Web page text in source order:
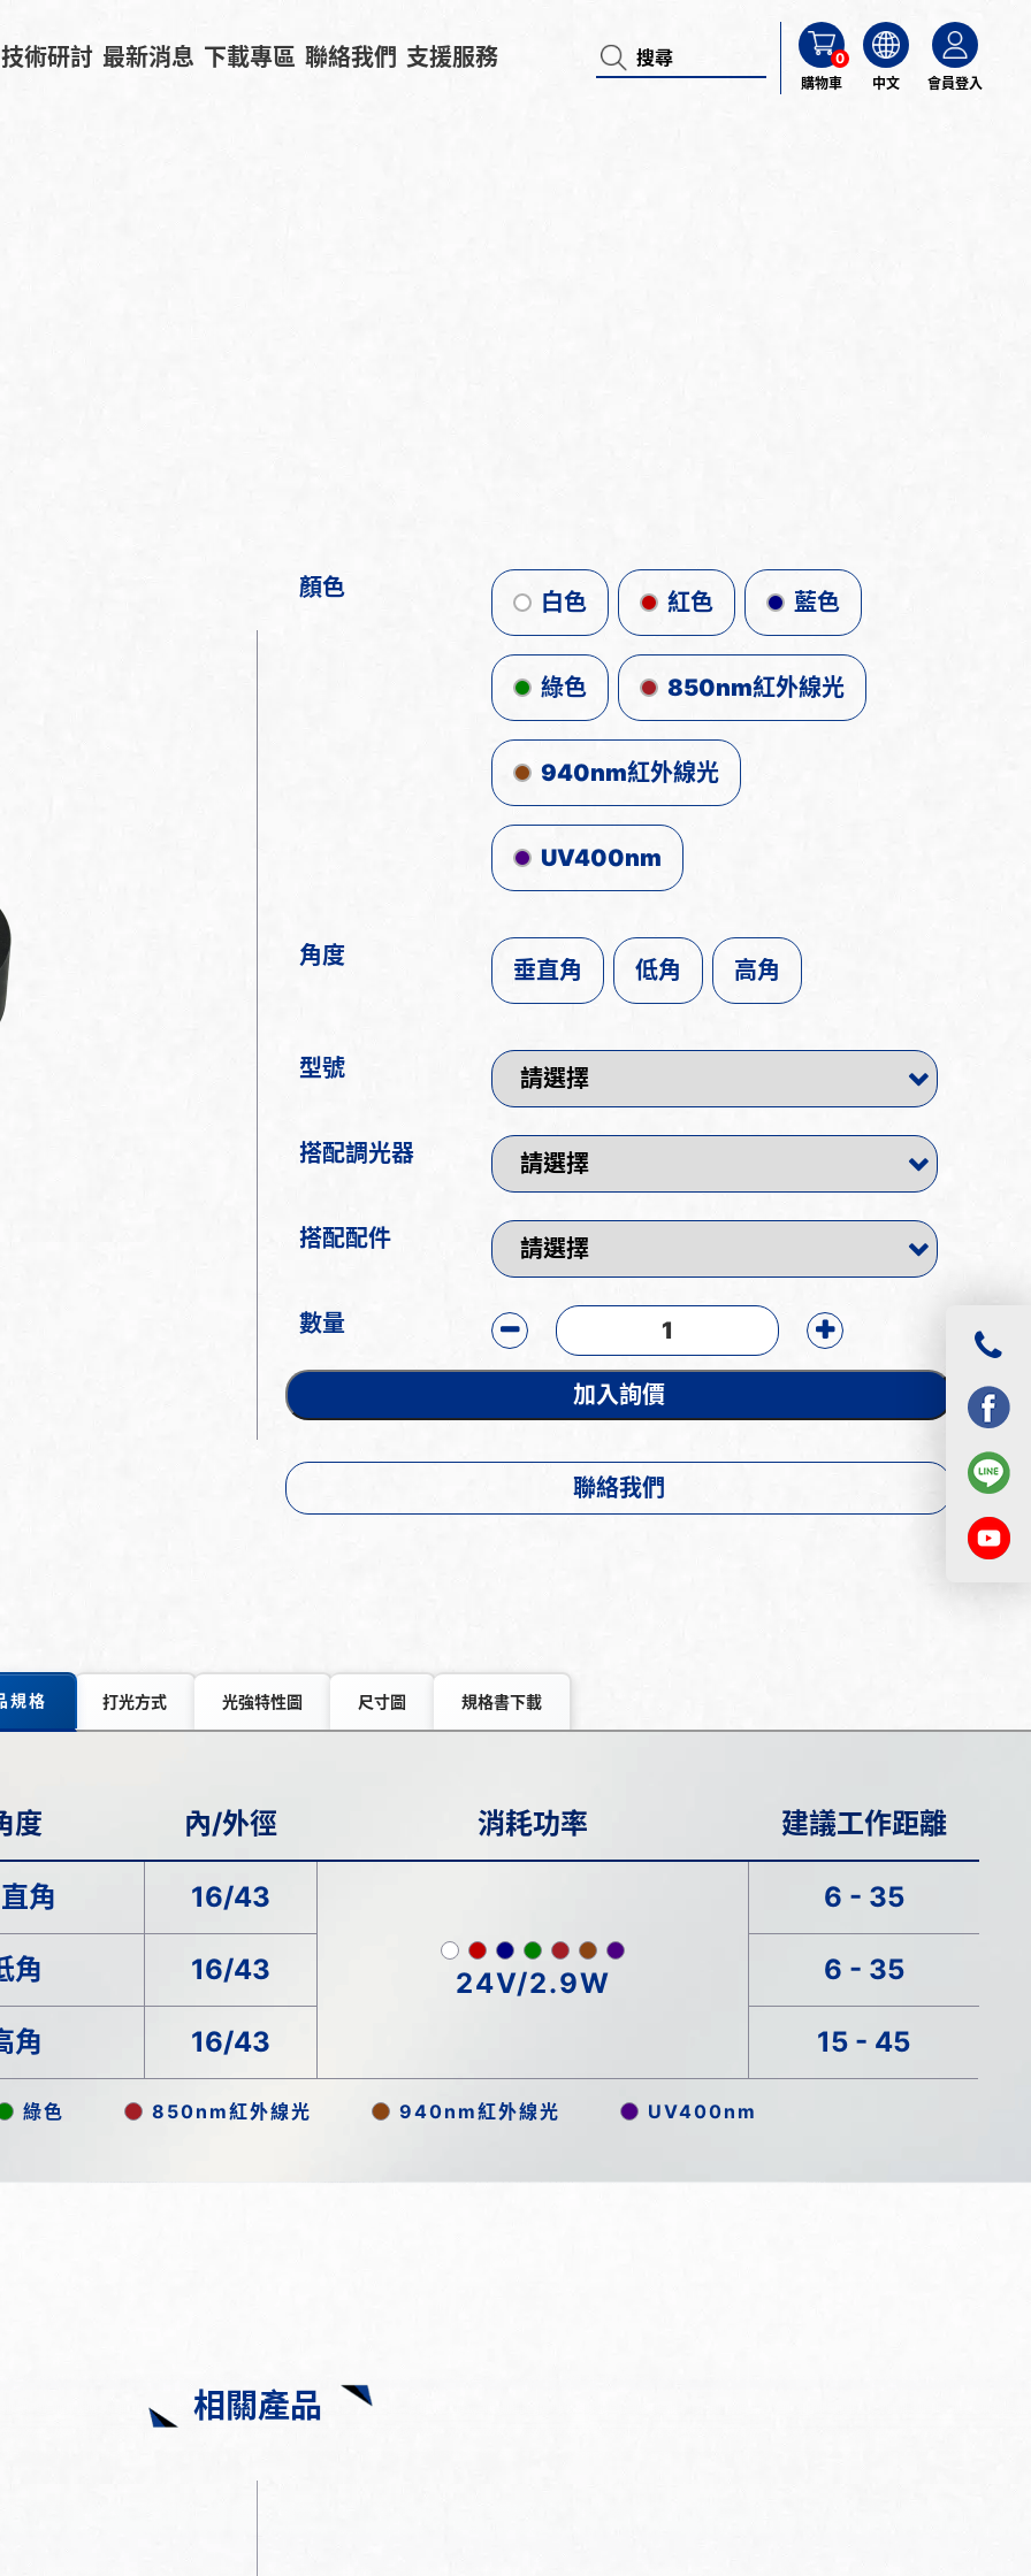
技術研討 最新消息 下載專區 聯絡我們 支援服務
0
購物車
中文 會員登入
顏色
白色 紅色 藍色
綠色 850nm紅外線光
940nm紅外線光
UV400nm
角度
垂直角 低角 高角
型號
搭配調光器
搭配配件
數量
加入詢價
聯絡我們
規格 打光方式 光強特性圖 尺寸圖 規格書下載
度 內/外徑 消耗功率 建議工作距離
角 16/43
24V/2.9W
6 - 35
角 16/43 6 - 35
角 16/43 15 - 45
綠色 850nm紅外線光 940nm紅外線光 UV400nm
相關產品